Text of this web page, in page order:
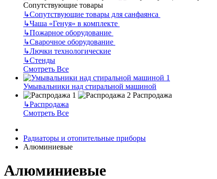
Сопутствующие товары
↳Сопутствующие товары для санфаянса
↳Чаша «Генуя» в комплекте
↳Пожарное оборудование
↳Сварочное оборудование
↳Лючки технологические
↳Стенды
Смотреть Все
Умывальники над стиральной машиной
Распродажа
↳Распродажа
Смотреть Все
Радиаторы и отопительные приборы
Алюминиевые
Алюминиевые